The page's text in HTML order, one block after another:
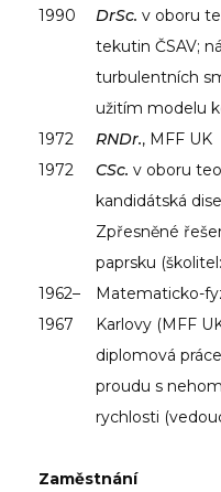
1990
DrSc. v oboru
tekutin ČSAV;
turbulentních
užitím modelu
1972
RNDr., MFF UK
1972
CSc. v oboru
kandidátská
Zpřesněné
paprsku
1962–
1967
Matematicko-
Karlovy (MFF
diplomová
proudu s
rychlosti
Zaměstnání